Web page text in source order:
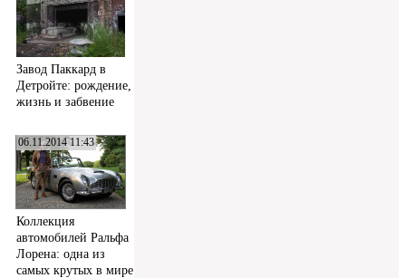
Завод Паккард в
Детройте: рождение,
жизнь и забвение
06.11.2014 11:43
Коллекция
автомобилей Ральфа
Лорена: одна из
самых крутых в мире